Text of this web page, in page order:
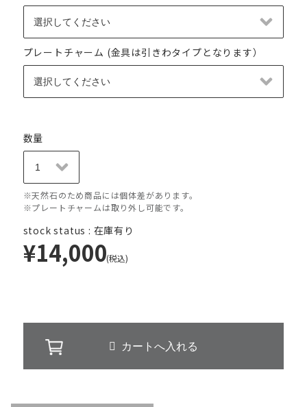
プレートチャーム (金具は引きわタイプとなります）
数量
※天然石のため商品には個体差があります。
※プレートチャームは取り外し可能です。
stock status : 在庫有り
¥14,000(税込)